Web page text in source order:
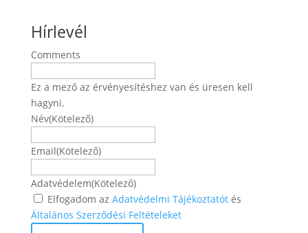
Hírlevél
Comments
Ez a mező az érvényesítéshez van és üresen kell
hagyni.
Név(Kötelező)
Email(Kötelező)
Adatvédelem(Kötelező)
Elfogadom az Adatvédelmi Tájékoztatótés
Általános Szerződési Feltételeket